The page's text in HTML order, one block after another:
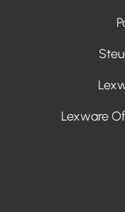
Lexware